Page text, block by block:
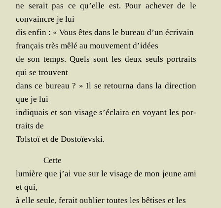
ne serait pas ce qu’elle est. Pour ache­ver de le
convaincre je lui
dis enfin : « Vous êtes dans le bureau d’un écrivain
fran­çais très mêlé au mou­ve­ment d’idées
de son temps. Quels sont les deux seuls por­traits
qui se trouvent
dans ce bureau ? » Il se retour­na dans la direc­tion
que je lui
indi­quais et son visage s’éclaira en voyant les por­
traits de
Tol­stoï et de Dostoïevski.
Cette
lumière que j’ai vue sur le visage de mon jeune ami
et qui,
à elle seule, ferait oublier toutes les bêtises et les